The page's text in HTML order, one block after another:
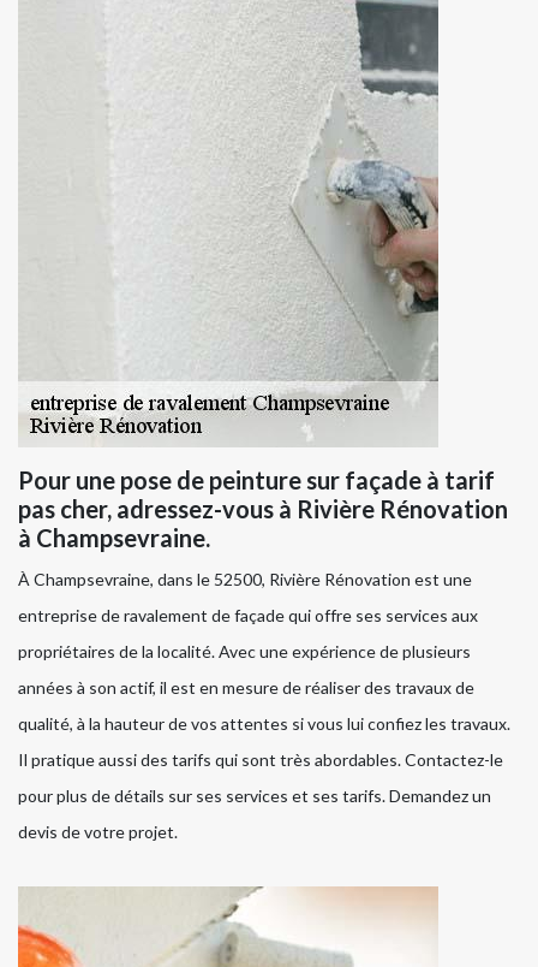
Pour une pose de peinture sur façade à tarif
pas cher, adressez-vous à Rivière Rénovation
à Champsevraine.
À Champsevraine, dans le 52500, Rivière Rénovation est une
entreprise de ravalement de façade qui offre ses services aux
propriétaires de la localité. Avec une expérience de plusieurs
années à son actif, il est en mesure de réaliser des travaux de
qualité, à la hauteur de vos attentes si vous lui confiez les travaux.
Il pratique aussi des tarifs qui sont très abordables. Contactez-le
pour plus de détails sur ses services et ses tarifs. Demandez un
devis de votre projet.